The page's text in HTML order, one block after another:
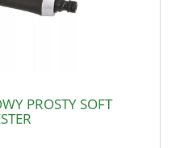
PROSTY SOFT